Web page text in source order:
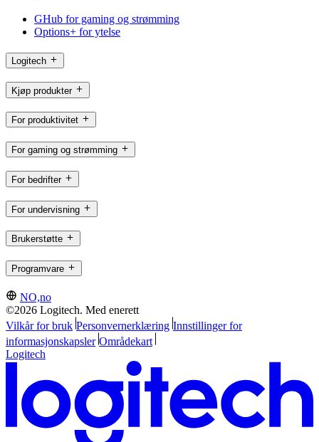
GHub for gaming og strømming
Options+ for ytelse
Logitech
Kjøp produkter
For produktivitet
For gaming og strømming
For bedrifter
For undervisning
Brukerstøtte
Programvare
NO,no
©2026 Logitech. Med enerett
Vilkår for bruk Personvernerklæring Innstillinger for
informasjonskapsler Områdekart
Logitech